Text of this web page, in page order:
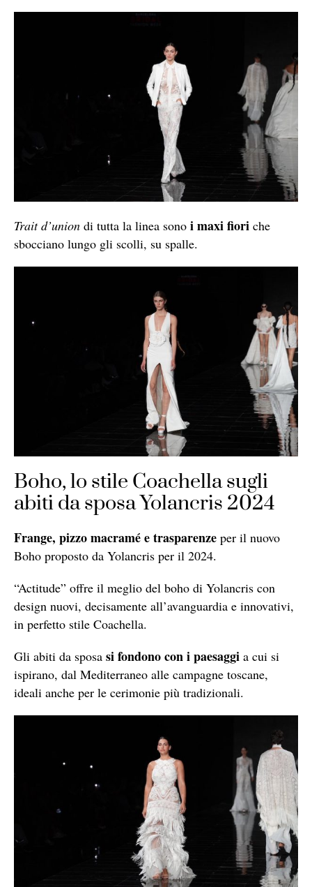
Trait d’union di tutta la linea sono i maxi fiori che
sbocciano lungo gli scolli, su spalle.
Boho, lo stile Coachella sugli
abiti da sposa Yolancris 2024
Frange, pizzo macramé e trasparenze per il nuovo
Boho proposto da Yolancris per il 2024.
“Actitude” offre il meglio del boho di Yolancris con
design nuovi, decisamente all’avanguardia e innovativi,
in perfetto stile Coachella.
Gli abiti da sposa si fondono con i paesaggi a cui si
ispirano, dal Mediterraneo alle campagne toscane,
ideali anche per le cerimonie più tradizionali.